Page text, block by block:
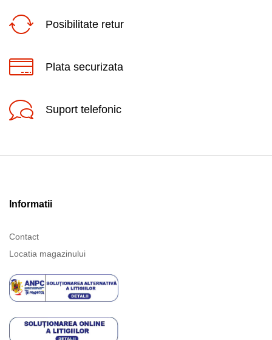
Posibilitate retur
Plata securizata
Suport telefonic
Informatii
Contact
Locatia magazinului